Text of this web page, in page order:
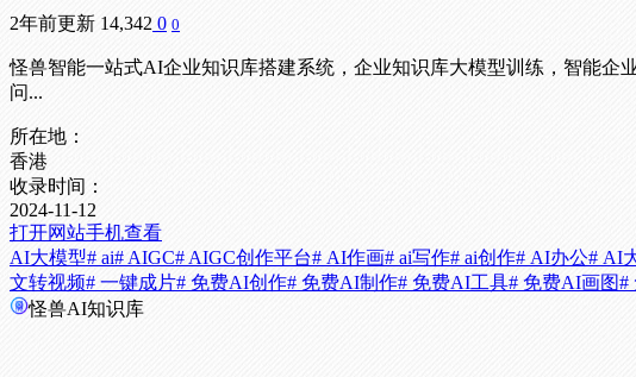
2年前更新 14,342 0 0
怪兽智能一站式AI企业知识库搭建系统，企业知识库大模型训练，智能企
问...
所在地：
香港
收录时间：
2024-11-12
打开网站手机查看
AI大模型# ai# AIGC# AIGC创作平台# AI作画# ai写作# ai创作# AI办公# AI
文转视频# 一键成片# 免费AI创作# 免费AI制作# 免费AI工具# 免费AI画图#
怪兽AI知识库